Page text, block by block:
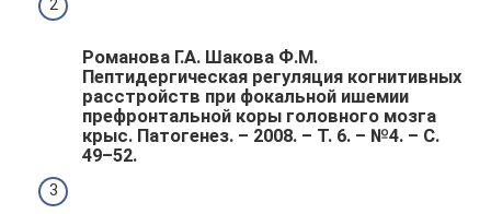
Романова Г.А. Шакова Ф.М.
Пептидергическая регуляция когнитивных
расстройств при фокальной ишемии
префронтальной коры головного мозга
крыс. Патогенез. – 2008. – Т. 6. – №4. – С.
49–52.